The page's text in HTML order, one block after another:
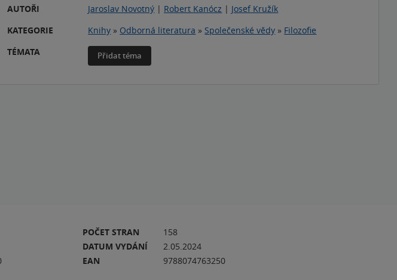
AUTOŘI Jaroslav Novotný | Robert Kanócz | Josef Kružík
KATEGORIE
Knihy » Odborná literatura » Společenské vědy » Filozofie
TÉMATA
Přidat téma
POČET STRAN
158
DATUM VYDÁNÍ
2.05.2024
EAN
9788074763250